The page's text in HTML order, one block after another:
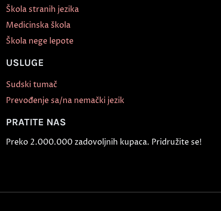
Škola stranih jezika
Medicinska škola
Škola nege lepote
USLUGE
Sudski tumač
Prevođenje sa/na nemački jezik
PRATITE NAS
Preko 2.000.000 zadovoljnih kupaca. Pridružite se!